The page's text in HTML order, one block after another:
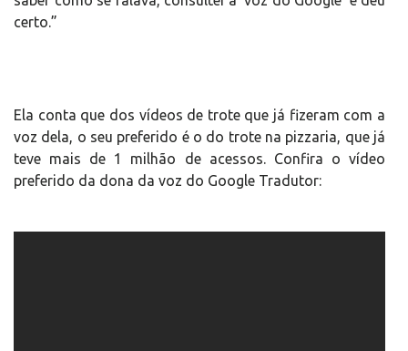
certo.”
Ela conta que dos vídeos de trote que já fizeram com a
voz dela, o seu preferido é o do trote na pizzaria, que já
teve mais de 1 milhão de acessos. Confira o vídeo
preferido da dona da voz do Google Tradutor: